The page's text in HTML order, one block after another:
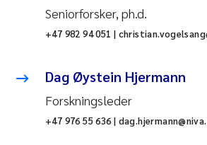
Seniorforsker, ph.d.
+47 982 94 051 |
Dag Øystein Hjermann
Forskningsleder
+47 976 55 636 |